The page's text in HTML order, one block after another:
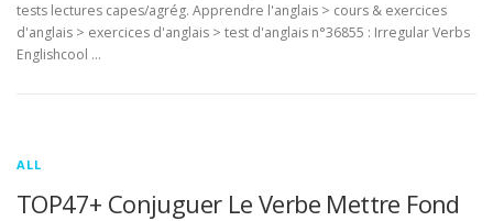
tests lectures capes/agrég. Apprendre l'anglais > cours & exercices
d'anglais > exercices d'anglais > test d'anglais n°36855 : Irregular Verbs
Englishcool …
ALL
TOP47+ Conjuguer Le Verbe Mettre Fond